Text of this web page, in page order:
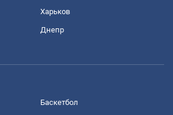
Харьков
Днепр
Баскетбол